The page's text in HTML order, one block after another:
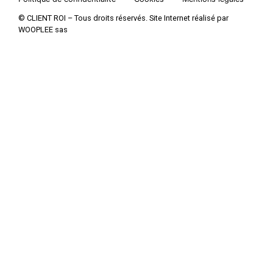
© CLIENT ROI – Tous droits réservés. Site Internet réalisé par
WOOPLEE sas